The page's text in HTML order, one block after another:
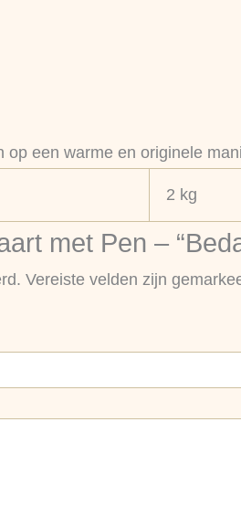
een warme en originele
2 kg
met Pen –
Vereiste velden zijn